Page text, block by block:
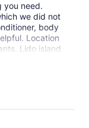
you need.
we did not
body
Location
Lido island
on and